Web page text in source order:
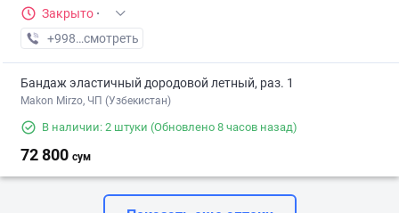
Закрыто ·
+998 (70) XXX-XX-XX
смотреть
Бандаж эластичный дородовой летный, раз. 1
Makon Mirzo, ЧП (Узбекистан)
В наличии: 2 штуки (Обновлено 8 часов назад)
72 800 сум